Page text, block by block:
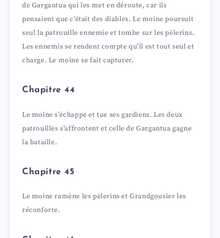
de Gargantua qui les met en déroute, car ils
pensaient que c’était des diables. Le moine poursuit
seul la patrouille ennemie et tombe sur les pèlerins.
Les ennemis se rendent compte qu’il est tout seul et
charge. Le moine se fait capturer.
Chapitre 44
Le moine s’échappe et tue ses gardiens. Les deux
patrouilles s’affrontent et celle de Gargantua gagne
la bataille.
Chapitre 45
Le moine ramène les pèlerins et Grandgousier les
réconforte.